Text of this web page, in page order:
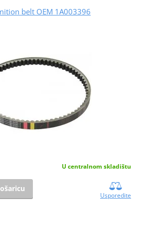
belt OEM 1A003396
U centralnom skladištu
Usporedite